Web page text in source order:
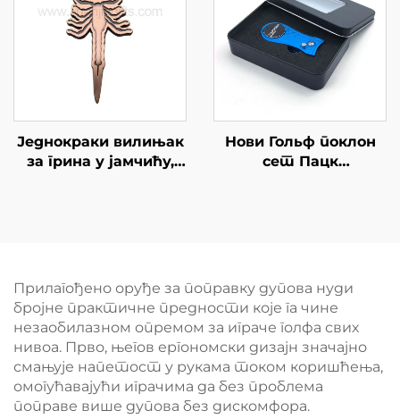
направљен Рез Голф
Пич Вилица
Голф Аксесуари
Једнокраки вилињак
за грина у јамчићу,
поправку димензија
за голф
Нови Гольф поклон
сет Пацк
Прилагођено оруђе за поправку дупова нуди
бројне практичне предности које га чине
незаобилазном опремом за играче голфа свих
нивоа. Прво, његов ергономски дизајн значајно
смањује напетост у рукама током коришћења,
омогућавајући играчима да без проблема
поправе више дупова без дискомфора.